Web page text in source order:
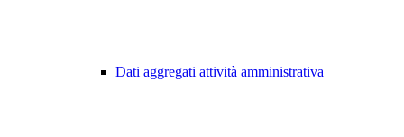
Dati aggregati attività amministrativa